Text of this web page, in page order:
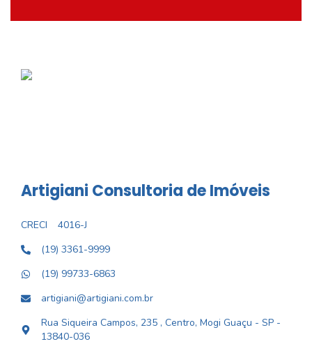
Artigiani Consultoria de Imóveis
CRECI
4016-J
(19) 3361-9999
(19) 99733-6863
artigiani@artigiani.com.br
Rua Siqueira Campos, 235 , Centro, Mogi Guaçu - SP -
13840-036